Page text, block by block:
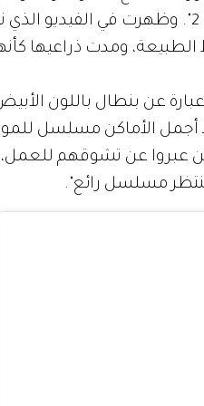
تصوير الجزء الثاني من مسلسلها "للموت 2".
ومدت ذراعيها
عن بنطال باللون
عبروا عن تشوقهم
مسلسل رائع".